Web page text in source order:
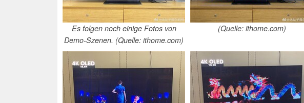
Es folgen noch einige Fotos von
Demo-Szenen. (Quelle: ithome.com)
(Quelle: ithome.com)